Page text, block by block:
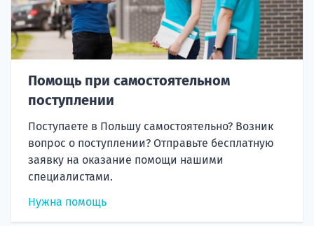
Помощь при самостоятельном
поступлении
Поступаете в Польшу самостоятельно? Возник
вопрос о поступлении? Отправьте бесплатную
заявку на оказание помощи нашими
специалистами.
Нужна помощь